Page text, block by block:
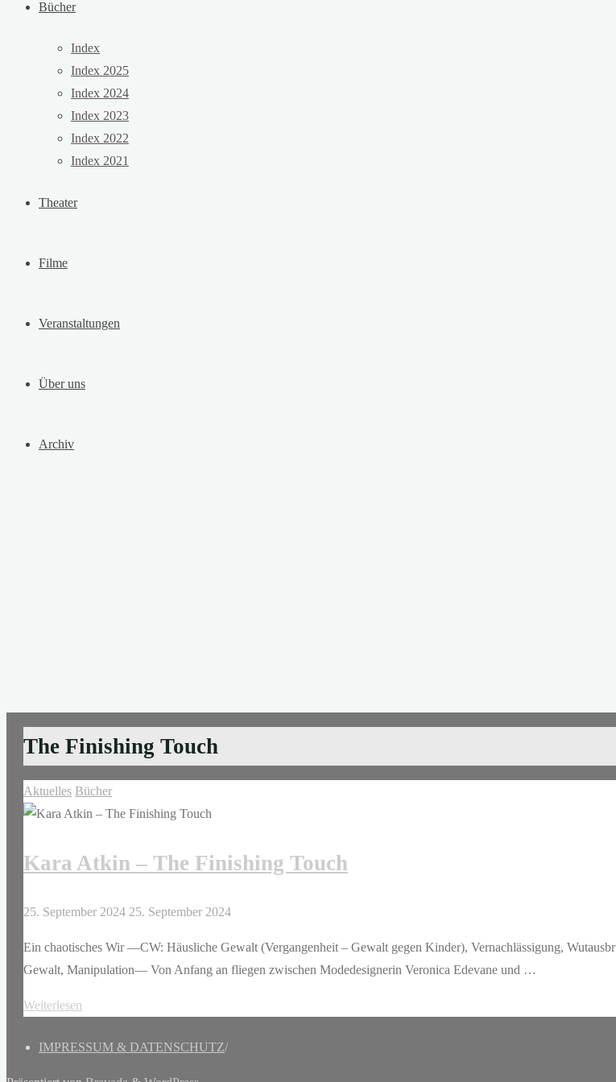
Bücher
Index
Index 2025
Index 2024
Index 2023
Index 2022
Index 2021
Theater
Filme
Veranstaltungen
Über uns
Archiv
The Finishing Touch
Aktuelles Bücher
Kara Atkin – The Finishing Touch
25. September 2024 25. September 2024
Ein chaotisches Wir —CW: Häusliche Gewalt (Vergangenheit – Gewalt gegen Kinder), Vernachlässigung,
Gewalt, Manipulation— Von Anfang an fliegen zwischen Modedesignerin Veronica Edevane und …
Weiterlesen
–
IMPRESSUM & DATENSCHUTZ/